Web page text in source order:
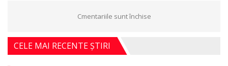
Cmentariile sunt închise
CELE MAI RECENTE ȘTIRI